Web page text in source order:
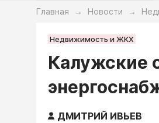
Главная → Новости →
Недвижимость и ЖКХ
Калужские
ДМИТРИЙ ИВЬЕВ